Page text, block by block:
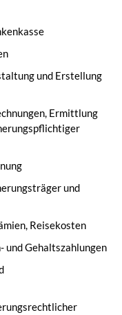
und Erstellung
Ermittlung
und
Reisekosten
und Gehaltszahlungen